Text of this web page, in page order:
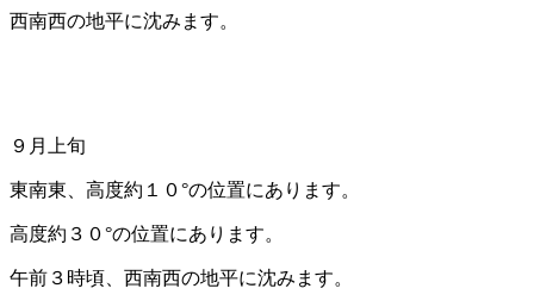
西南西の地平に沈みます。
９月上旬
東南東、高度約１０°の位置にあります。
高度約３０°の位置にあります。
午前３時頃、西南西の地平に沈みます。